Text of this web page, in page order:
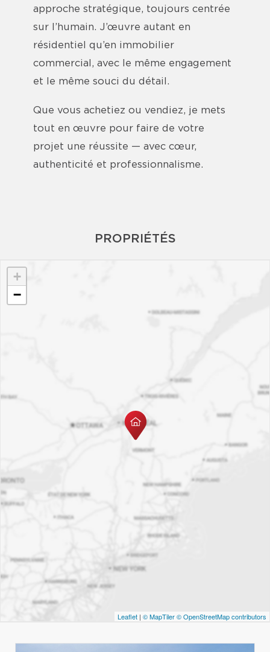
approche stratégique, toujours centrée
sur l’humain. J’œuvre autant en
résidentiel qu’en immobilier
commercial, avec le même engagement
et le même souci du détail.
Que vous achetiez ou vendiez, je mets
tout en œuvre pour faire de votre
projet une réussite — avec cœur,
authenticité et professionnalisme.
PROPRIÉTÉS
+
−
Leaflet | © MapTiler© OpenStreetMap contributors